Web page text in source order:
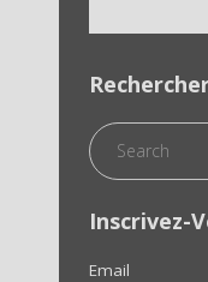
Inscrivez-
Email